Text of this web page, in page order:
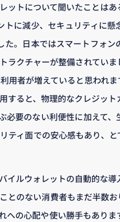
ットについて聞いたことは
に減少、セキュリティに懸
。日本ではスマートフォン
ラクチャーが整備されてい
用者が増えていると思われ
すると、物理的なクレジッ
必要のない利便性に加えて
ティ面での安心感もあり、
イルウォレットの自動的な
とのない消費者もまだ半数
への心配や使い勝手もあり